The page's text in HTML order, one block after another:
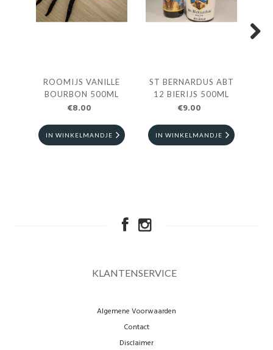
ROOMIJS VANILLE
BOURBON 500ML
€8.00
IN WINKELMANDJE
ST BERNARDUS ABT
12 BIERIJS 500ML
€9.00
IN WINKELMANDJE
KLANTENSERVICE
Algemene Voorwaarden
Contact
Disclaimer